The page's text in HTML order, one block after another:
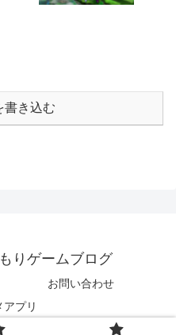
書き込む
りゲームブログ
お問い合わせ
アプリ